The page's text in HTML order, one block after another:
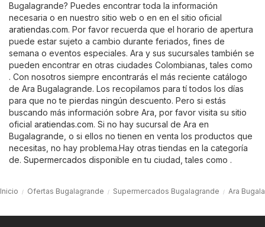
Bugalagrande? Puedes encontrar toda la información
necesaria o en nuestro sitio web o en en el sitio oficial
aratiendas.com. Por favor recuerda que el horario de apertura
puede estar sujeto a cambio durante feriados, fines de
semana o eventos especiales. Ara y sus sucursales también se
pueden encontrar en otras ciudades Colombianas, tales como
. Con nosotros siempre encontrarás el más reciente catálogo
de Ara Bugalagrande. Los recopilamos para tí todos los días
para que no te pierdas ningún descuento. Pero si estás
buscando más información sobre Ara, por favor visita su sitio
oficial aratiendas.com. Si no hay sucursal de Ara en
Bugalagrande, o si ellos no tienen en venta los productos que
necesitas, no hay problema.Hay otras tiendas en la categoría
de. Supermercados disponible en tu ciudad, tales como .
Inicio Ofertas Bugalagrande Supermercados Bugalagrande Ara